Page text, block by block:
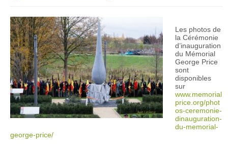
Les photos de
la Cérémonie
d’inauguration
du Mémorial
George Price
sont
disponibles
sur
www.memorial
price.org/phot
os-ceremonie-
dinauguration-
du-memorial-
george-price/